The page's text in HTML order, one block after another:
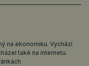
na ekonomiku. Vychází
také na internetu.